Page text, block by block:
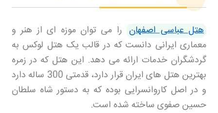
هتل عباسی اصفهان را می توان موزه ای از هنر و
معماری ایرانی دانست که در قالب یک هتل لوکس به
گردشگران خدمات ارائه می دهد. این هتل که در زمره
بهترین هتل های ایران قرار دارد، قدمتی 300 ساله دارد
و در اصل کاروانسرایی بوده که به دستور شاه سلطان
حسین صفوی ساخته شده است.